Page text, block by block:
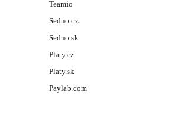
Teamio
Seduo.cz
Seduo.sk
Platy.cz
Platy.sk
Paylab.com